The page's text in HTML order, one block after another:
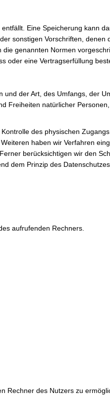
Eine Speicherung kann
sonstigen Vorschriften, denen
genannten Normen
oder eine Vertragserfüllung
und der Art, des Umfangs, der
Freiheiten natürlicher
des physischen Zugangs
haben wir Verfahren
berücksichtigen wir den
dem Prinzip des
aufrufenden Rechners.
Rechner des Nutzers zu